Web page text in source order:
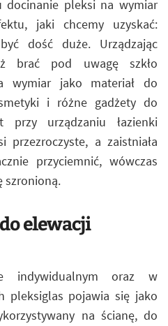
docinanie pleksi na wymiar
jaki chcemy uzyskać:
dość duże. Urządzając
brać pod uwagę szkło
wymiar jako materiał do
i różne gadżety do
przy urządzaniu łazienki
przezroczyste, a zaistniała
przyciemnić, wówczas
szronioną.
elewacji
indywidualnym oraz w
pleksiglas pojawia się jako
na ścianę, do